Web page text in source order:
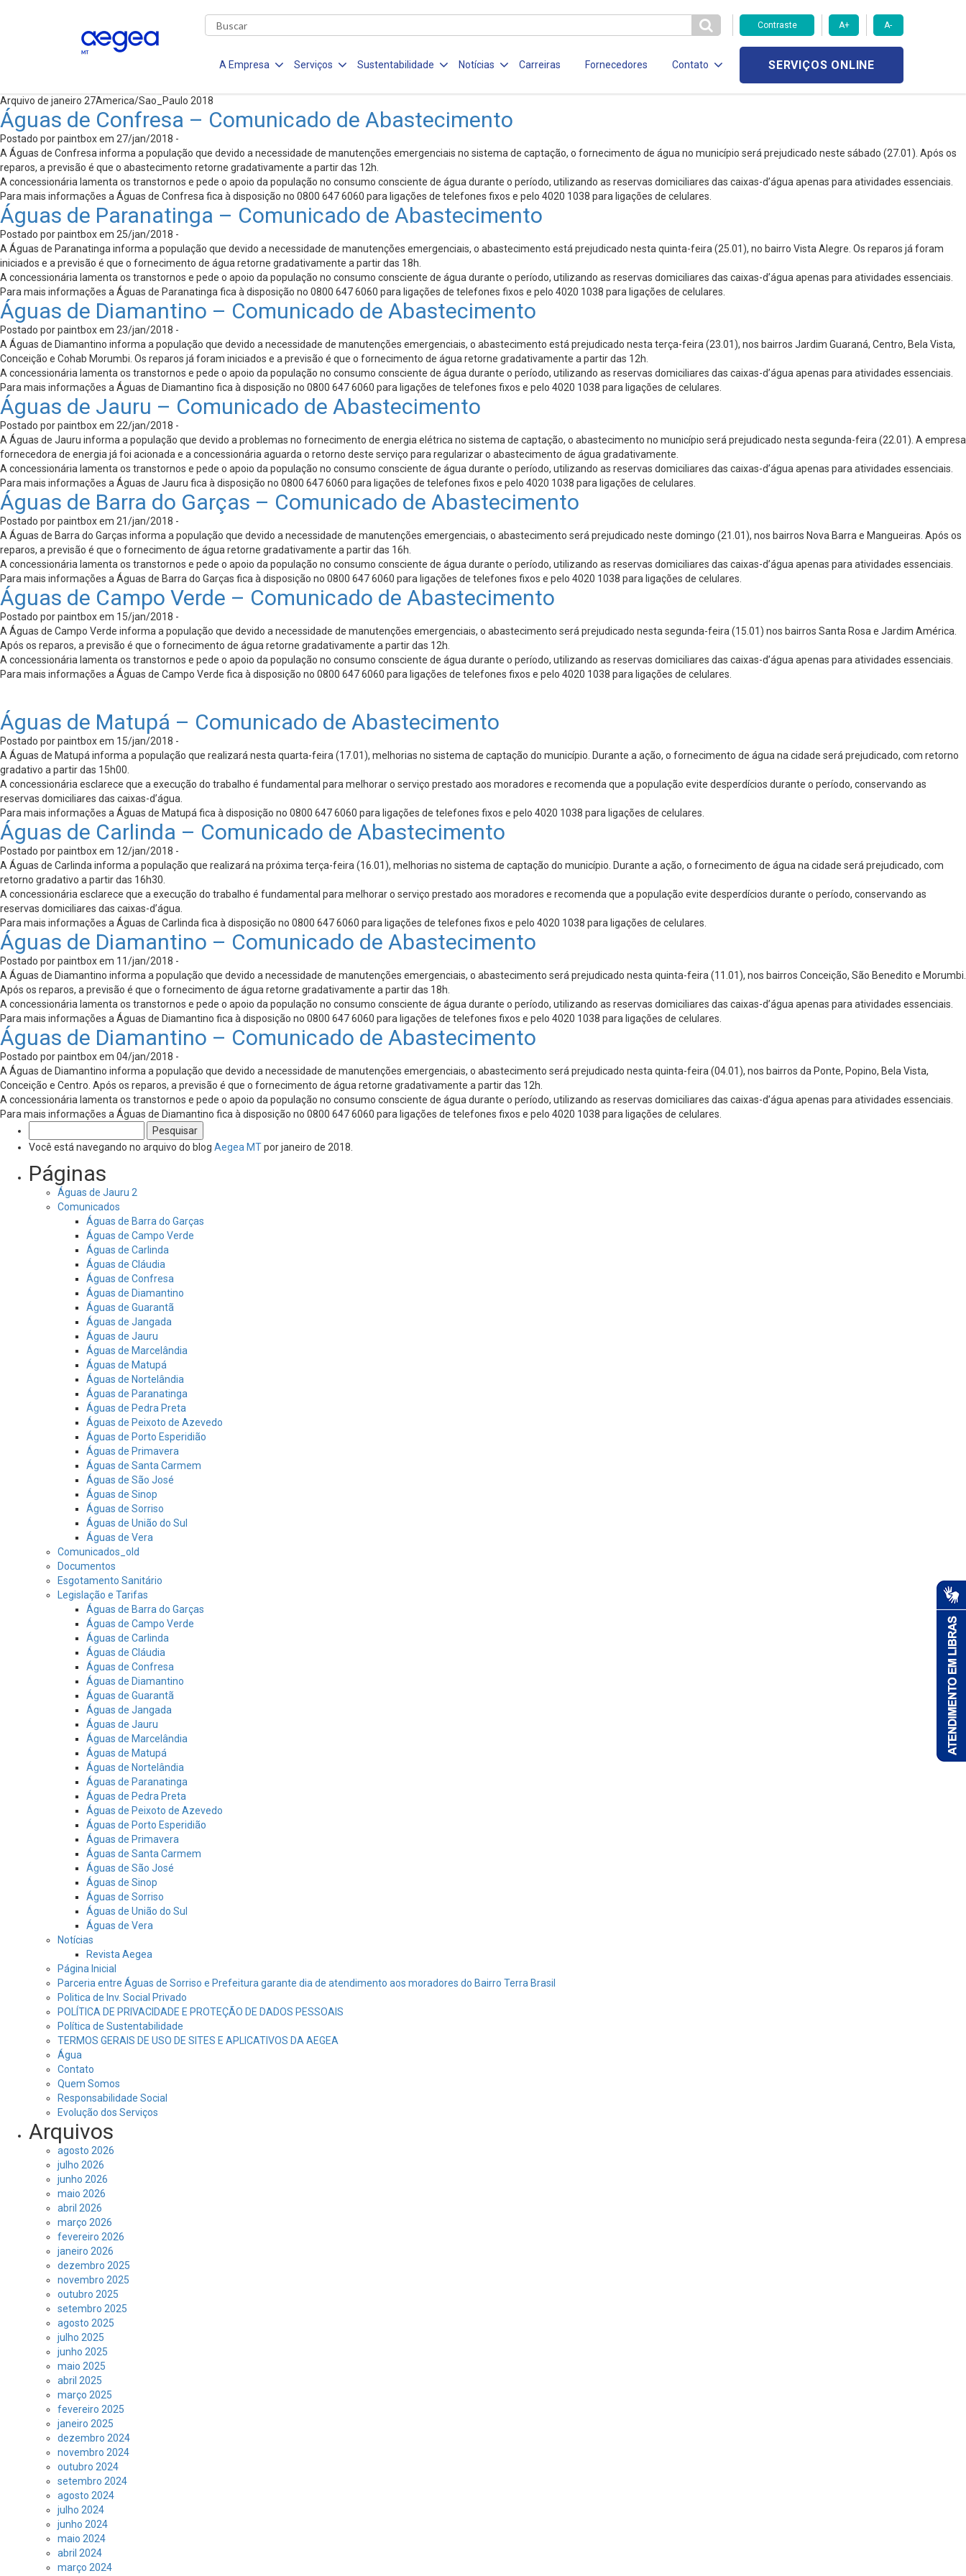
Contraste A+ A-
A Empresa Serviços Sustentabilidade Notícias Carreiras Fornecedores Contato SERVIÇOS ONLINE
Arquivo de janeiro 27America/Sao_Paulo 2018
Águas de Confresa – Comunicado de Abastecimento
Postado por paintbox em 27/jan/2018 -
A Águas de Confresa informa a população que devido a necessidade de manutenções emergenciais no sistema de captação, o fornecimento de água no município será prejudicado neste sábado (27.01). Após os
reparos, a previsão é que o abastecimento retorne gradativamente a partir das 12h.
A concessionária lamenta os transtornos e pede o apoio da população no consumo consciente de água durante o período, utilizando as reservas domiciliares das caixas-d’água apenas para atividades essenciais.
Para mais informações a Águas de Confresa fica à disposição no 0800 647 6060 para ligações de telefones fixos e pelo 4020 1038 para ligações de celulares.
Águas de Paranatinga – Comunicado de Abastecimento
Postado por paintbox em 25/jan/2018 -
A Águas de Paranatinga informa a população que devido a necessidade de manutenções emergenciais, o abastecimento está prejudicado nesta quinta-feira (25.01), no bairro Vista Alegre. Os reparos já foram
iniciados e a previsão é que o fornecimento de água retorne gradativamente a partir das 18h.
A concessionária lamenta os transtornos e pede o apoio da população no consumo consciente de água durante o período, utilizando as reservas domiciliares das caixas-d’água apenas para atividades essenciais.
Para mais informações a Águas de Paranatinga fica à disposição no 0800 647 6060 para ligações de telefones fixos e pelo 4020 1038 para ligações de celulares.
Águas de Diamantino – Comunicado de Abastecimento
Postado por paintbox em 23/jan/2018 -
A Águas de Diamantino informa a população que devido a necessidade de manutenções emergenciais, o abastecimento está prejudicado nesta terça-feira (23.01), nos bairros Jardim Guaraná, Centro, Bela Vista,
Conceição e Cohab Morumbi. Os reparos já foram iniciados e a previsão é que o fornecimento de água retorne gradativamente a partir das 12h.
A concessionária lamenta os transtornos e pede o apoio da população no consumo consciente de água durante o período, utilizando as reservas domiciliares das caixas-d’água apenas para atividades essenciais.
Para mais informações a Águas de Diamantino fica à disposição no 0800 647 6060 para ligações de telefones fixos e pelo 4020 1038 para ligações de celulares.
Águas de Jauru – Comunicado de Abastecimento
Postado por paintbox em 22/jan/2018 -
A Águas de Jauru informa a população que devido a problemas no fornecimento de energia elétrica no sistema de captação, o abastecimento no município será prejudicado nesta segunda-feira (22.01). A empresa
fornecedora de energia já foi acionada e a concessionária aguarda o retorno deste serviço para regularizar o abastecimento de água gradativamente.
A concessionária lamenta os transtornos e pede o apoio da população no consumo consciente de água durante o período, utilizando as reservas domiciliares das caixas-d’água apenas para atividades essenciais.
Para mais informações a Águas de Jauru fica à disposição no 0800 647 6060 para ligações de telefones fixos e pelo 4020 1038 para ligações de celulares.
Águas de Barra do Garças – Comunicado de Abastecimento
Postado por paintbox em 21/jan/2018 -
A Águas de Barra do Garças informa a população que devido a necessidade de manutenções emergenciais, o abastecimento será prejudicado neste domingo (21.01), nos bairros Nova Barra e Mangueiras. Após os
reparos, a previsão é que o fornecimento de água retorne gradativamente a partir das 16h.
A concessionária lamenta os transtornos e pede o apoio da população no consumo consciente de água durante o período, utilizando as reservas domiciliares das caixas-d’água apenas para atividades essenciais.
Para mais informações a Águas de Barra do Garças fica à disposição no 0800 647 6060 para ligações de telefones fixos e pelo 4020 1038 para ligações de celulares.
Águas de Campo Verde – Comunicado de Abastecimento
Postado por paintbox em 15/jan/2018 -
A Águas de Campo Verde informa a população que devido a necessidade de manutenções emergenciais, o abastecimento será prejudicado nesta segunda-feira (15.01) nos bairros Santa Rosa e Jardim América.
Após os reparos, a previsão é que o fornecimento de água retorne gradativamente a partir das 12h.
A concessionária lamenta os transtornos e pede o apoio da população no consumo consciente de água durante o período, utilizando as reservas domiciliares das caixas-d’água apenas para atividades essenciais.
Para mais informações a Águas de Campo Verde fica à disposição no 0800 647 6060 para ligações de telefones fixos e pelo 4020 1038 para ligações de celulares.
Águas de Matupá – Comunicado de Abastecimento
Postado por paintbox em 15/jan/2018 -
A Águas de Matupá informa a população que realizará nesta quarta-feira (17.01), melhorias no sistema de captação do município. Durante a ação, o fornecimento de água na cidade será prejudicado, com retorno
gradativo a partir das 15h00.
A concessionária esclarece que a execução do trabalho é fundamental para melhorar o serviço prestado aos moradores e recomenda que a população evite desperdícios durante o período, conservando as
reservas domiciliares das caixas-d’água.
Para mais informações a Águas de Matupá fica à disposição no 0800 647 6060 para ligações de telefones fixos e pelo 4020 1038 para ligações de celulares.
Águas de Carlinda – Comunicado de Abastecimento
Postado por paintbox em 12/jan/2018 -
A Águas de Carlinda informa a população que realizará na próxima terça-feira (16.01), melhorias no sistema de captação do município. Durante a ação, o fornecimento de água na cidade será prejudicado, com
retorno gradativo a partir das 16h30.
A concessionária esclarece que a execução do trabalho é fundamental para melhorar o serviço prestado aos moradores e recomenda que a população evite desperdícios durante o período, conservando as
reservas domiciliares das caixas-d’água.
Para mais informações a Águas de Carlinda fica à disposição no 0800 647 6060 para ligações de telefones fixos e pelo 4020 1038 para ligações de celulares.
Águas de Diamantino – Comunicado de Abastecimento
Postado por paintbox em 11/jan/2018 -
A Águas de Diamantino informa a população que devido a necessidade de manutenções emergenciais, o abastecimento será prejudicado nesta quinta-feira (11.01), nos bairros Conceição, São Benedito e Morumbi.
Após os reparos, a previsão é que o fornecimento de água retorne gradativamente a partir das 18h.
A concessionária lamenta os transtornos e pede o apoio da população no consumo consciente de água durante o período, utilizando as reservas domiciliares das caixas-d’água apenas para atividades essenciais.
Para mais informações a Águas de Diamantino fica à disposição no 0800 647 6060 para ligações de telefones fixos e pelo 4020 1038 para ligações de celulares.
Águas de Diamantino – Comunicado de Abastecimento
Postado por paintbox em 04/jan/2018 -
A Águas de Diamantino informa a população que devido a necessidade de manutenções emergenciais, o abastecimento será prejudicado nesta quinta-feira (04.01), nos bairros da Ponte, Popino, Bela Vista,
Conceição e Centro. Após os reparos, a previsão é que o fornecimento de água retorne gradativamente a partir das 12h.
A concessionária lamenta os transtornos e pede o apoio da população no consumo consciente de água durante o período, utilizando as reservas domiciliares das caixas-d’água apenas para atividades essenciais.
Para mais informações a Águas de Diamantino fica à disposição no 0800 647 6060 para ligações de telefones fixos e pelo 4020 1038 para ligações de celulares.
por:
Você está navegando no arquivo do blog Aegea MTpor janeiro de 2018.
Páginas
Águas de Jauru 2
Comunicados
Águas de Barra do Garças
Águas de Campo Verde
Águas de Carlinda
Águas de Cláudia
Águas de Confresa
Águas de Diamantino
Águas de Guarantã
Águas de Jangada
Águas de Jauru
Águas de Marcelândia
Águas de Matupá
Águas de Nortelândia
Águas de Paranatinga
Águas de Pedra Preta
Águas de Peixoto de Azevedo
Águas de Porto Esperidião
Águas de Primavera
Águas de Santa Carmem
Águas de São José
Águas de Sinop
Águas de Sorriso
Águas de União do Sul
Águas de Vera
Comunicados_old
Documentos
Esgotamento Sanitário
Legislação e Tarifas
Águas de Barra do Garças
Águas de Campo Verde
Águas de Carlinda
Águas de Cláudia
Águas de Confresa
Águas de Diamantino
Águas de Guarantã
Águas de Jangada
Águas de Jauru
Águas de Marcelândia
Águas de Matupá
Águas de Nortelândia
Águas de Paranatinga
Águas de Pedra Preta
Águas de Peixoto de Azevedo
Águas de Porto Esperidião
Águas de Primavera
Águas de Santa Carmem
Águas de São José
Águas de Sinop
Águas de Sorriso
Águas de União do Sul
Águas de Vera
Notícias
Revista Aegea
Página Inicial
Parceria entre Águas de Sorriso e Prefeitura garante dia de atendimento aos moradores do Bairro Terra Brasil
Politica de Inv. Social Privado
POLÍTICA DE PRIVACIDADE E PROTEÇÃO DE DADOS PESSOAIS
Política de Sustentabilidade
TERMOS GERAIS DE USO DE SITES E APLICATIVOS DA AEGEA
Água
Contato
Quem Somos
Responsabilidade Social
Evolução dos Serviços
Arquivos
agosto 2026
julho 2026
junho 2026
maio 2026
abril 2026
março 2026
fevereiro 2026
janeiro 2026
dezembro 2025
novembro 2025
outubro 2025
setembro 2025
agosto 2025
julho 2025
junho 2025
maio 2025
abril 2025
março 2025
fevereiro 2025
janeiro 2025
dezembro 2024
novembro 2024
outubro 2024
setembro 2024
agosto 2024
julho 2024
junho 2024
maio 2024
abril 2024
março 2024